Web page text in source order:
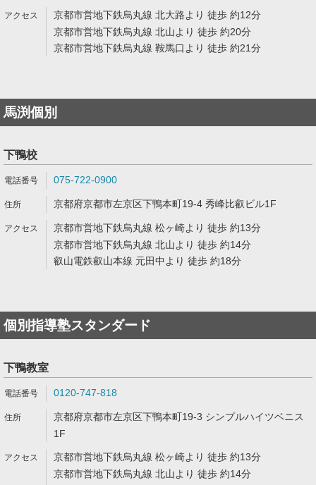
京都市営地下鉄烏丸線 北大路より 徒歩 約12分
京都市営地下鉄烏丸線 北山より 徒歩 約20分
京都市営地下鉄烏丸線 鞍馬口より 徒歩 約21分
馬渕個別
下鴨校
075-722-0900
京都府京都市左京区下鴨本町19-4 秀峰比叡ビル1F
京都市営地下鉄烏丸線 松ヶ崎より 徒歩 約13分
京都市営地下鉄烏丸線 北山より 徒歩 約14分
叡山電鉄叡山本線 元田中より 徒歩 約18分
個別指導塾スタンダード
下鴨教室
0120-747-818
京都府京都市左京区下鴨本町19-3 シンプルハイツベニス
1F
京都市営地下鉄烏丸線 松ヶ崎より 徒歩 約13分
京都市営地下鉄烏丸線 北山より 徒歩 約14分